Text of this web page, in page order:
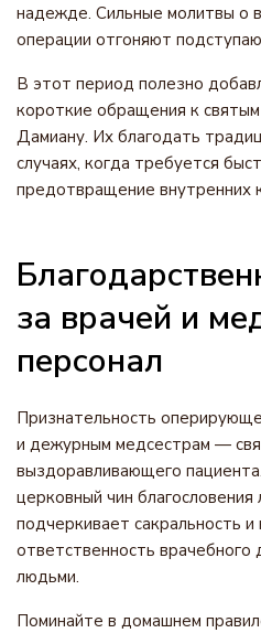
надежде. Сильные молитвы о
операции отгоняют
В этот период полезно
короткие обращения к
Дамиану. Их благодать
случаях, когда требуется
предотвращение внутренних
за врачей и
персонал
Признательность
и дежурным медсестрам —
выздоравливающего
церковный чин
подчеркивает сакральность и
ответственность
людьми.
Поминайте в домашнем